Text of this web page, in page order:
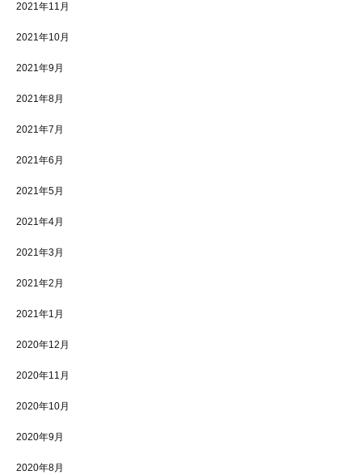
2021年11月
2021年10月
2021年9月
2021年8月
2021年7月
2021年6月
2021年5月
2021年4月
2021年3月
2021年2月
2021年1月
2020年12月
2020年11月
2020年10月
2020年9月
2020年8月